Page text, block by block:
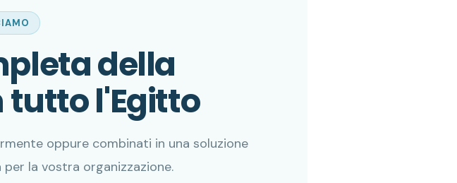
della
tutto l'Egitto
oppure combinati in una soluzione
la vostra organizzazione.